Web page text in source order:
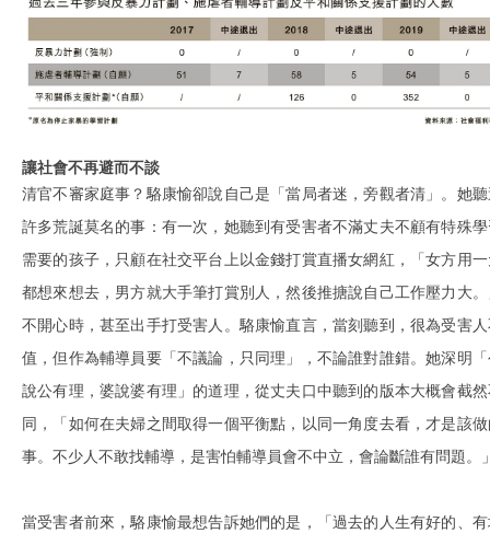
讓社會不再避而不談
清官不審家庭事？駱康愉卻說自己是「當局者迷，旁觀者清」。她
許多荒誕莫名的事：有一次，她聽到有受害者不滿丈夫不顧有特殊
需要的孩子，只顧在社交平台上以金錢打賞直播女網紅，「女方用
都想來想去，男方就大手筆打賞別人，然後推搪說自己工作壓力大
不開心時，甚至出手打受害人。駱康愉直言，當刻聽到，很為受害
值，但作為輔導員要「不議論，只同理」，不論誰對誰錯。她深明
說公有理，婆說婆有理」的道理，從丈夫口中聽到的版本大概會截
同，「如何在夫婦之間取得一個平衡點，以同一角度去看，才是該
事。不少人不敢找輔導，是害怕輔導員會不中立，會論斷誰有問題。
當受害者前來，駱康愉最想告訴她們的是，「過去的人生有好的、